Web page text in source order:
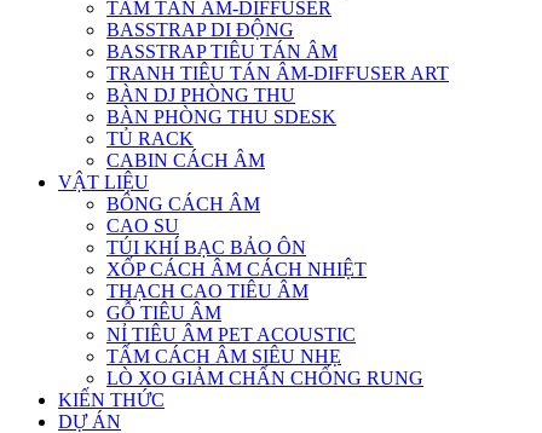
TẤM TÁN ÂM-DIFFUSER
BASSTRAP DI ĐỘNG
BASSTRAP TIÊU TÁN ÂM
TRANH TIÊU TÁN ÂM-DIFFUSER ART
BÀN DJ PHÒNG THU
BÀN PHÒNG THU SDESK
TỦ RACK
CABIN CÁCH ÂM
VẬT LIỆU
BÔNG CÁCH ÂM
CAO SU
TÚI KHÍ BẠC BẢO ÔN
XỐP CÁCH ÂM CÁCH NHIỆT
THẠCH CAO TIÊU ÂM
GỖ TIÊU ÂM
NỈ TIÊU ÂM PET ACOUSTIC
TẤM CÁCH ÂM SIÊU NHẸ
LÒ XO GIẢM CHẤN CHỐNG RUNG
KIẾN THỨC
DỰ ÁN